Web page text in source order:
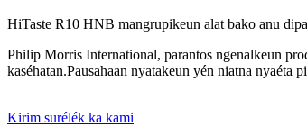
HiTaste R10 HNB mangrupikeun alat bako anu
Philip Morris International, parantos ngenalkeun
kaséhatan.Pausahaan nyatakeun yén niatna
Kirim surélék ka kami